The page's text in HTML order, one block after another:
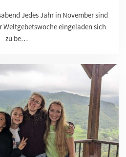
Jedes Jahr in November sind
Weltgebetswoche eingeladen sich
zu be…